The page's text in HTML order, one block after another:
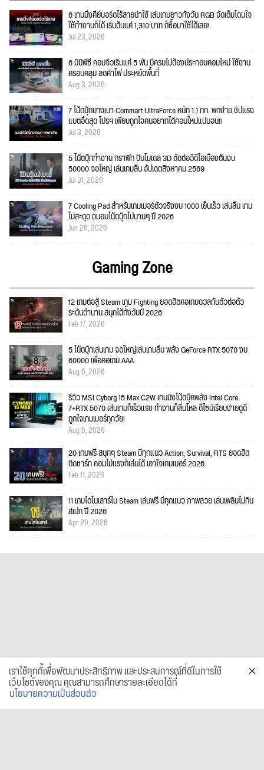
6 เกมมิ่งคีย์บอร์ดไร้สายน่าใช้ เล่นเกมยาวทั้งวัน RGB จัดเต็มโดนใจ
ใช้ทำงานก็ได้ เริ่มต้นแค่ 1,310 บาท ก็ซื้อมาใช้ได้เลย!
Jul 23, 2026
6 มินิพีซี คอมจิ๋วเริ่มแค่ 5 พัน มีครบไม่ต้องประกอบคอมใหม่ ใช้งาน
ครอบคลุม ลดค่าไฟ ประหยัดพื้นที่
Aug 3, 2026
7 โน้ตบุ๊กบางเบา Commart UltraForce หนัก 1.1 กก. พกง่าย ชิปแรง
แบตอึดสุด โปรฯ เพียบถูกใจคนอยากได้คอมใ่หม่แน่นอน!!
Jul 3, 2026
5 โน้ตบุ๊กทำงาน กราฟิก ปั้นโมเดล 3D ตัดต่อวีดีโอเบื้องต้นงบ
50000 จอใหญ่ เล่นเกมลื่น อัปเดตสิงหาคม 2569
Jul 31, 2026
7 Cooling Pad สำหรับเกมเมอร์ตัวจริงงบ 1000 เย็นเร็ว เล่นลื่น เกม
ไม่สะดุด ถนอมโน้ตบุ๊กไปนานๆ ปี 2026
Jun 26, 2026
Gaming Zone
12 เกมต่อสู้ Steam เกม Fighting ยอดฮิตคอเกมดวลกันตัวต่อตัว
ระดับตำนาน สนุกได้ทั้งวันปี 2026
Feb 17, 2026
5 โน้ตบุ๊กเล่นเกม จอใหญ่เล่นเกมลื่น พลัง GeForce RTX 5070 งบ
60000 เพื่อคอเกม AAA
Aug 5, 2026
รีวิว MSI Cyborg 15 Max C2W เกมมิ่งโน้ตบุ๊คพลัง Intel Core
7+RTX 5070 เล่นเกมก็เร็วแรง ทำงานก็ลื่นไหล ดีไซน์เรียบง่ายดูดี
ถูกใจเกมเมอร์ทุกวัย!
Aug 5, 2026
20 เกมฟรี สนุกๆ Steam มีทุกแนว Action, Survival, RTS ยอดฮิต
ติดชาร์ท คอมไม่แรงก็เล่นได้ เอาใจเกมเมอร์ 2026
Feb 11, 2026
11 เกมไดโนเสาร์ใน Steam เล่นฟรี มีทุกแนว ภาพสวย เล่นเพลินไม่กิน
สเปก ปี 2026
Apr 20, 2026
เราใช้คุกกี้เพื่อพัฒนาประสิทธิภาพ และประสบการณ์ที่ดีในการใช้
เว็บไซต์ของคุณ คุณสามารถศึกษารายละเอียดได้ที่
นโยบายความเป็นส่วนตัว